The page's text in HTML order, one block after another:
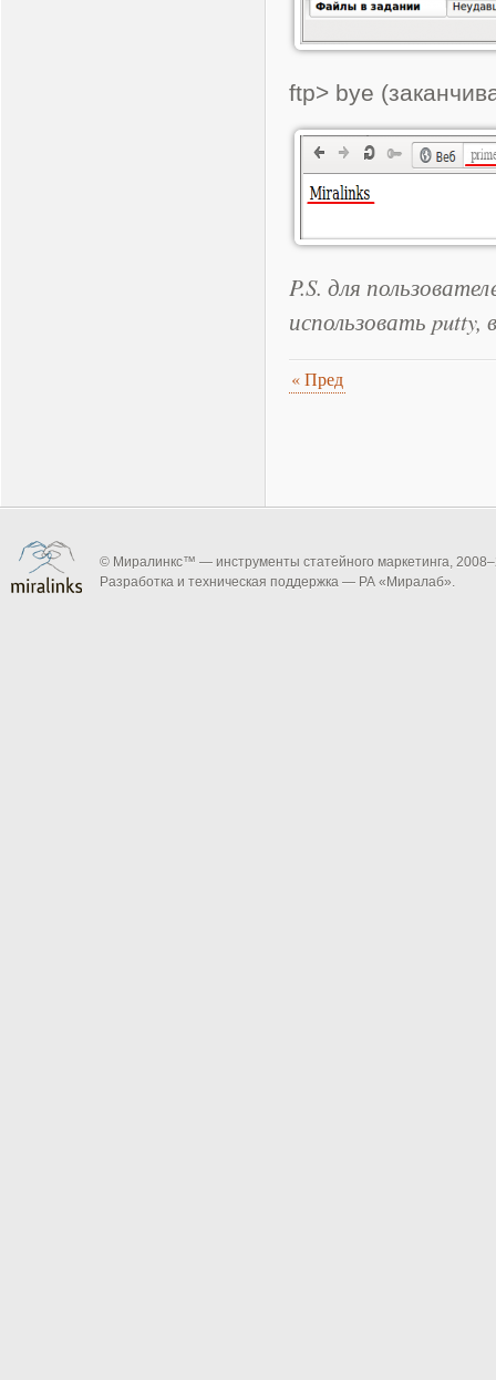
ftp> bye
P.S. для
использовать
«Пред
© Миралинкс™ — инструменты статейного маркетинга, 2008–
Разработка и техническая поддержка — РА «Миралаб».